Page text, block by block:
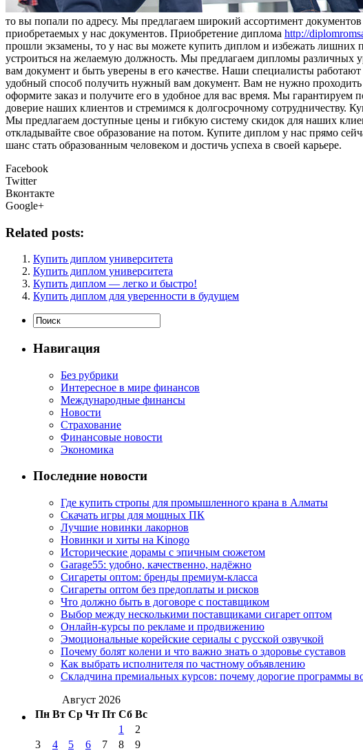
то вы попали по адресу. Мы предлагаем широкий ассортимент
приобретаемых у нас документов. Приобретение диплома http://
прошли экзамены, то у нас вы можете купить диплом и избежать лишних
устроиться на желаемую должность. Мы предлагаем дипломы различных
вам документ и быть уверены в его качестве. Наши специалисты
удобный способ получить нужный вам документ. Вам не нужно
оформите заказ и получите его в удобное для вас время. Мы
доверие наших клиентов и стремимся к долгосрочному сотрудничеству.
Мы предлагаем доступные цены и гибкую систему скидок для наших
откладывайте свое образование на потом. Купите диплом у нас прямо
шанс стать образованным человеком и достичь успеха в своей карьере.
Facebook
Twitter
Вконтакте
Google+
Related posts:
Купить диплом университета
Купить диплом университета
Купить диплом — легко и быстро!
Купить диплом для уверенности в будущем
Навигация
Без рубрики
Интересное в мире финансов
Международные финансы
Новости
Страхование
Финансовые новости
Экономика
Последние новости
Где купить стропы для промышленного крана в Алматы
Скачать игры для мощных ПК
Лучшие новинки лакорнов
Новинки и хиты на Kinogo
Исторические дорамы с эпичным сюжетом
Garage55: удобно, качественно, надёжно
Сигареты оптом: бренды премиум-класса
Сигареты оптом без предоплаты и рисков
Что должно быть в договоре с поставщиком
Выбор между несколькими поставщиками сигарет оптом
Онлайн-курсы по рекламе и продвижению
Эмоциональные корейские сериалы с русской озвучкой
Почему болят колени и что важно знать о здоровье суставов
Как выбрать исполнителя по частному объявлению
Складчина премиальных курсов: почему дорогие программы
Август 2026
Пн Вт Ср Чт Пт Сб Вс
1
2
3
4 5 6 7 8 9